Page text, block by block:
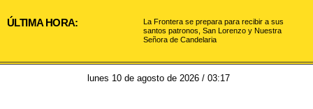
ÚLTIMA HORA:
La Frontera se prepara para recibir a sus
santos patronos, San Lorenzo y Nuestra
Señora de Candelaria
lunes 10 de agosto de 2026 / 03:17